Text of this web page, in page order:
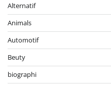
Alternatif
Animals
Automotif
Beuty
biographi